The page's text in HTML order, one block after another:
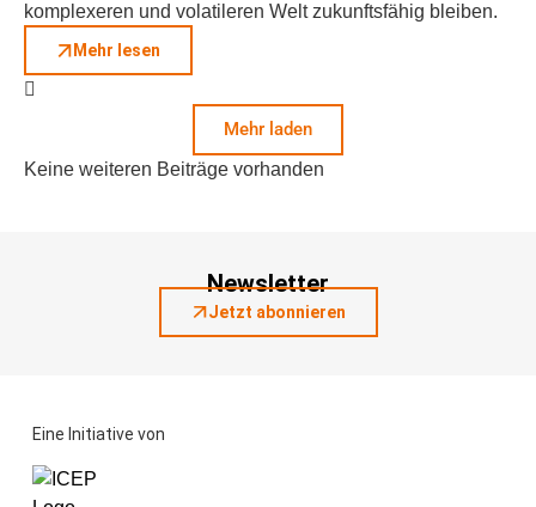
komplexeren und volatileren Welt zukunftsfähig bleiben.
Mehr lesen
Mehr laden
Keine weiteren Beiträge vorhanden
Newsletter
Jetzt abonnieren
Eine Initiative von